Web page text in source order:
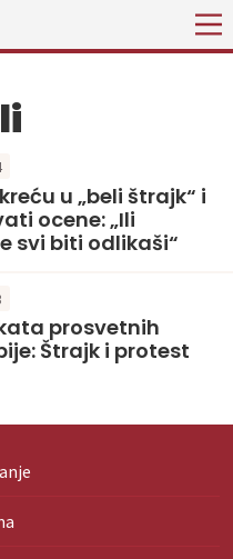
u „beli štrajk“ i
ocene: „Ili
svi biti odlikaši“
prosvetnih
Štrajk i protest